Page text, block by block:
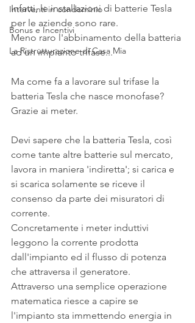
Interventi in condominio
Bonus e Incentivi
La Ristrutturazione di Casa Mia
Infatti, le installazioni di batterie Tesla
per le aziende sono rare.
Meno raro l'abbinamento della batteria
ad un impianto trifase...
Ma come fa a lavorare sul trifase la
batteria Tesla che nasce monofase?
Grazie ai meter.
Devi sapere che la batteria Tesla, così
come tante altre batterie sul mercato,
lavora in maniera 'indiretta'; si carica e
si scarica solamente se riceve il
consenso da parte dei misuratori di
corrente.
Concretamente i meter induttivi
leggono la corrente prodotta
dall'impianto ed il flusso di potenza
che attraversa il generatore.
Attraverso una semplice operazione
matematica riesce a capire se
l'impianto sta immettendo energia in